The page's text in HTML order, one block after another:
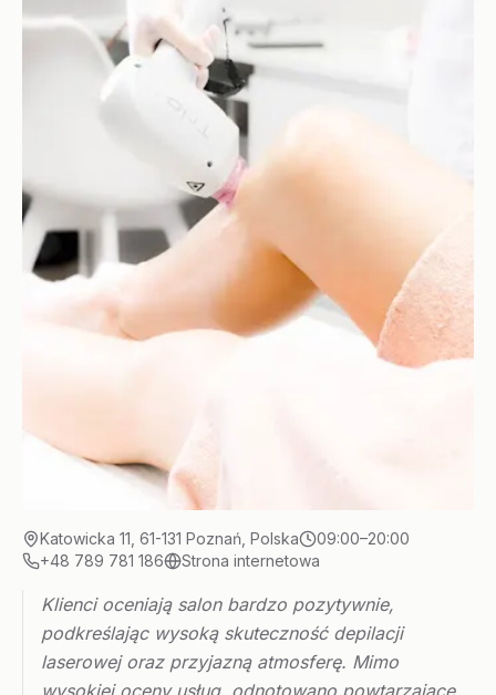
Katowicka 11, 61-131 Poznań, Polska
09:00–20:00
+48 789 781 186
Strona internetowa
Klienci oceniają salon bardzo pozytywnie,
podkreślając wysoką skuteczność depilacji
laserowej oraz przyjazną atmosferę. Mimo
wysokiej oceny usług, odnotowano powtarzające